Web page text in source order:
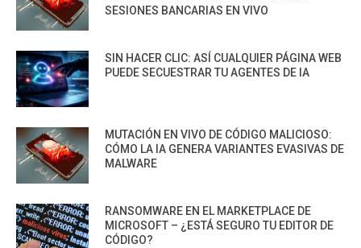
SESIONES BANCARIAS EN VIVO
SIN HACER CLIC: ASÍ CUALQUIER PÁGINA WEB
PUEDE SECUESTRAR TU AGENTES DE IA
MUTACIÓN EN VIVO DE CÓDIGO MALICIOSO:
CÓMO LA IA GENERA VARIANTES EVASIVAS DE
MALWARE
RANSOMWARE EN EL MARKETPLACE DE
MICROSOFT – ¿ESTÁ SEGURO TU EDITOR DE
CÓDIGO?